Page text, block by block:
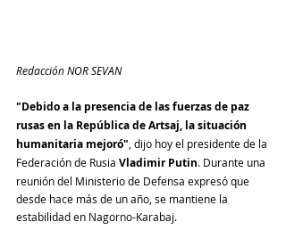
Redacción NOR SEVAN
"Debido a la presencia de las fuerzas de paz
rusas en la República de Artsaj, la situación
humanitaria mejoró" , dijo hoy el presidente de la
Federación de Rusia Vladimir Putin. Durante una
reunión del Ministerio de Defensa expresó que
desde hace más de un año, se mantiene la
estabilidad en Nagorno-Karabaj.